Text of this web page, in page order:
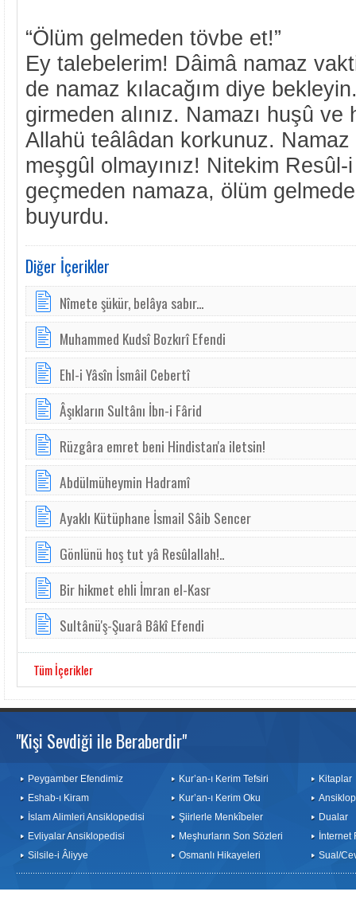
“Ölüm gelmeden tövbe et!”
Ey talebelerim! Dâimâ namaz
de namaz kılacağım diye
girmeden alınız. Namazı huşû ve
Allahü teâlâdan korkunuz.
meşgûl olmayınız! Nitekim Resûl-
geçmeden namaza, ölüm
buyurdu.
Diğer İçerikler
Nîmete şükür, belâya sabır...
Muhammed Kudsî Bozkırî Efendi
Ehl-i Yâsîn İsmâil Cebertî
Âşıkların Sultânı İbn-i Fârid
Rüzgâra emret beni Hindistan'a iletsin!
Abdülmüheymin Hadramî
Ayaklı Kütüphane İsmail Sâib Sencer
Gönlünü hoş tut yâ Resûlallah!..
Bir hikmet ehli İmran el-Kasr
Sultânü'ş-Şuarâ Bâkî Efendi
Tüm İçerikler
"Kişi Sevdiği ile Beraberdir"
Peygamber Efendimiz
Eshab-ı Kiram
İslam Alimleri Ansiklopedisi
Evliyalar Ansiklopedisi
Silsile-i Âliyye
Kur’an-ı Kerim Tefsiri
Kur’an-ı Kerim Oku
Şiirlerle Menkîbeler
Meşhurların Son Sözleri
Osmanlı Hikayeleri
Kitaplar
Dualar
İnternet
Sual/